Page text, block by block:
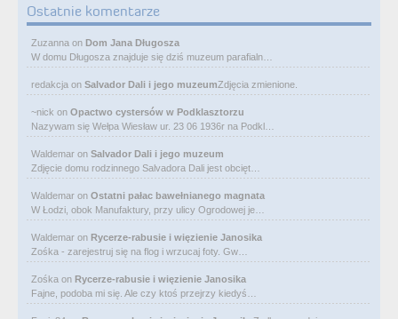
Ostatnie komentarze
Zuzanna on Dom Jana Długosza
W domu Długosza znajduje się dziś muzeum parafialn…
redakcja on Salvador Dali i jego muzeumZdjęcia zmienione.
~nick on Opactwo cystersów w Podklasztorzu
Nazywam się Wełpa Wiesław ur. 23 06 1936r na Podkl…
Waldemar on Salvador Dali i jego muzeum
Zdjęcie domu rodzinnego Salvadora Dali jest obcięt…
Waldemar on Ostatni pałac bawełnianego magnata
W Łodzi, obok Manufaktury, przy ulicy Ogrodowej je…
Waldemar on Rycerze-rabusie i więzienie Janosika
Zośka - zarejestruj się na flog i wrzucaj foty. Gw…
Zośka on Rycerze-rabusie i więzienie Janosika
Fajne, podoba mi się. Ale czy ktoś przejrzy kiedyś…